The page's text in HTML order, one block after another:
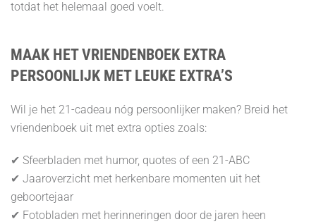
totdat het helemaal goed voelt.
MAAK HET VRIENDENBOEK EXTRA
PERSOONLIJK MET LEUKE EXTRA’S
Wil je het 21-cadeau nóg persoonlijker maken? Breid het
vriendenboek uit met extra opties zoals:
✔ Sfeerbladen met humor, quotes of een 21-ABC
✔ Jaaroverzicht met herkenbare momenten uit het
geboortejaar
✔ Fotobladen met herinneringen door de jaren heen